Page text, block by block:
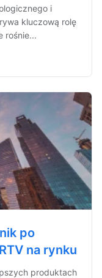
i
kluczową rolę
rośnie...
po
na rynku
produktach